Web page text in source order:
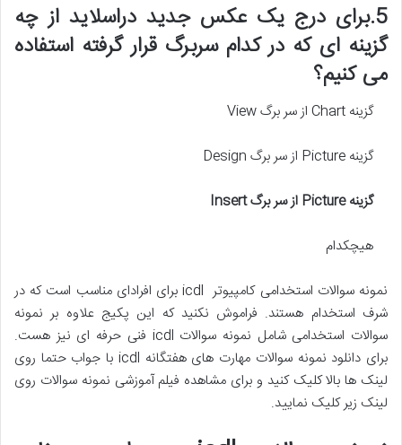
5.برای درج یک عکس جدید دراسلاید از چه
گزینه ای که در کدام سربرگ قرار گرفته استفاده
می کنیم؟
گزینه Chart از سر برگ View
گزینه Picture از سر برگ Design
گزینهPicture از سر برگInsert
هیچکدام
نمونه سوالات استخدامی کامپیوتر icdl برای افرادای مناسب است که در
شرف استخدام هستند. فراموش نکنید که این پکیج علاوه بر نمونه
سوالات استخدامی شامل نمونه سوالات icdl فنی حرفه ای نیز هست.
برای دانلود نمونه سوالات مهارت های هفتگانه icdl با جواب حتما روی
لینک ها بالا کلیک کنید و برای مشاهده فیلم آموزشی نمونه سوالات روی
لینک زیر کلیک نمایید.